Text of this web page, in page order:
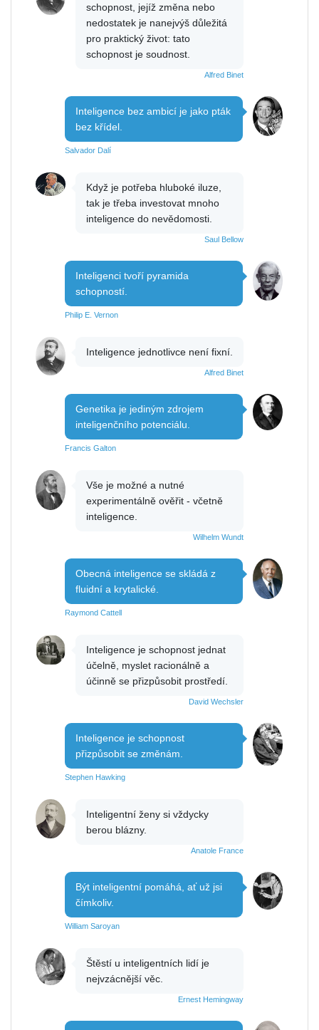
schopnost, jejíž změna nebo
nedostatek je nanejvýš důležitá
pro praktický život: tato
schopnost je soudnost.
Alfred Binet
Inteligence bez ambicí je jako pták
bez křídel.
Salvador Dalí
Když je potřeba hluboké iluze,
tak je třeba investovat mnoho
inteligence do nevědomosti.
Saul Bellow
Inteligenci tvoří pyramida
schopností.
Philip E. Vernon
Inteligence jednotlivce není fixní.
Alfred Binet
Genetika je jediným zdrojem
inteligenčního potenciálu.
Francis Galton
Vše je možné a nutné
experimentálně ověřit - včetně
inteligence.
Wilhelm Wundt
Obecná inteligence se skládá z
fluidní a krytalické.
Raymond Cattell
Inteligence je schopnost jednat
účelně, myslet racionálně a
účinně se přizpůsobit prostředí.
David Wechsler
Inteligence je schopnost
přizpůsobit se změnám.
Stephen Hawking
Inteligentní ženy si vždycky
berou blázny.
Anatole France
Být inteligentní pomáhá, ať už jsi
čímkoliv.
William Saroyan
Štěstí u inteligentních lidí je
nejvzácnější věc.
Ernest Hemingway